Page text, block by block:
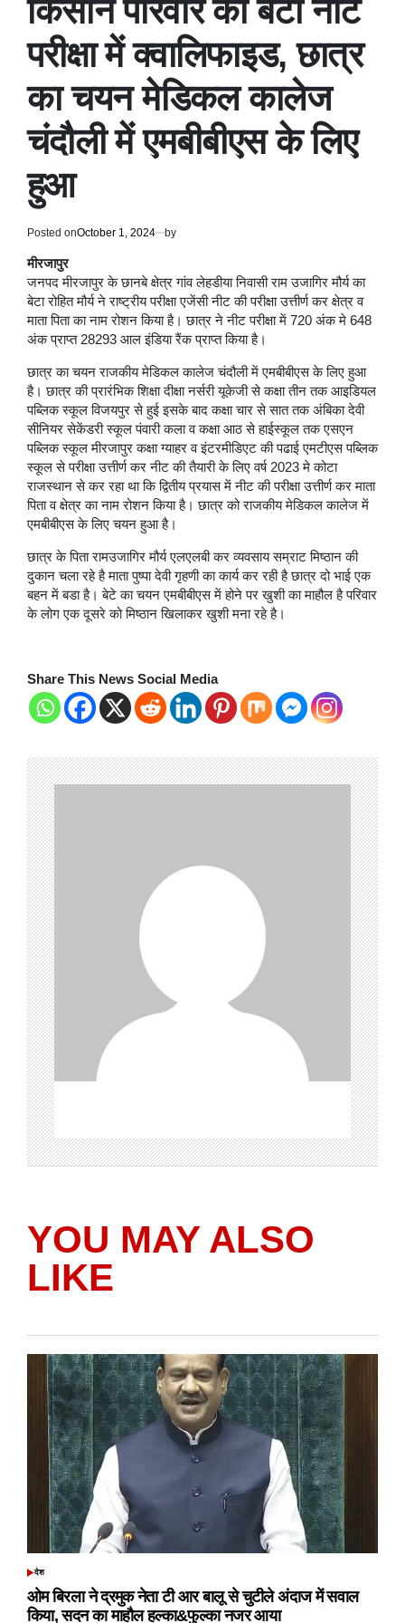
किसान परिवार का बेटा नीट
परीक्षा में क्वालिफाइड, छात्र
का चयन मेडिकल कालेज
चंदौली में एमबीबीएस के लिए
हुआ
Posted onOctober 1, 2024 by
मीरजापुर
जनपद मीरजापुर के छानबे क्षेत्र गांव लेहडीया निवासी राम उजागिर मौर्य का
बेटा रोहित मौर्य ने राष्ट्रीय परीक्षा एजेंसी नीट की परीक्षा उत्तीर्ण कर क्षेत्र व
माता पिता का नाम रोशन किया है। छात्र ने नीट परीक्षा में 720 अंक मे 648
अंक प्राप्त 28293 आल इंडिया रैंक प्राप्त किया है।
छात्र का चयन राजकीय मेडिकल कालेज चंदौली में एमबीबीएस के लिए हुआ
है। छात्र की प्रारंभिक शिक्षा दीक्षा नर्सरी यूकेजी से कक्षा तीन तक आइडियल
पब्लिक स्कूल विजयपुर से हुई इसके बाद कक्षा चार से सात तक अंबिका देवी
सीनियर सेकेंडरी स्कूल पंवारी कला व कक्षा आठ से हाईस्कूल तक एसएन
पब्लिक स्कूल मीरजापुर कक्षा ग्याहर व इंटरमीडिएट की पढाई एमटीएस पब्लिक
स्कूल से परीक्षा उत्तीर्ण कर नीट की तैयारी के लिए वर्ष 2023 मे कोटा
राजस्थान से कर रहा था कि द्वितीय प्रयास में नीट की परीक्षा उत्तीर्ण कर माता
पिता व क्षेत्र का नाम रोशन किया है। छात्र को राजकीय मेडिकल कालेज में
एमबीबीएस के लिए चयन हुआ है।
छात्र के पिता रामउजागिर मौर्य एलएलबी कर व्यवसाय सम्राट मिष्ठान की
दुकान चला रहे है माता पुष्पा देवी गृहणी का कार्य कर रही है छात्र दो भाई एक
बहन में बडा है। बेटे का चयन एमबीबीएस में होने पर खुशी का माहौल है परिवार
के लोग एक दूसरे को मिष्ठान खिलाकर खुशी मना रहे है।
Share This News Social Media
YOU MAY ALSO
LIKE
POSTED
देश
ओम बिरला ने द्रमुक नेता टी आर बालू से चुटीले अंदाज में सवाल
किया, सदन का माहौल हल्का&फुल्का नजर आया